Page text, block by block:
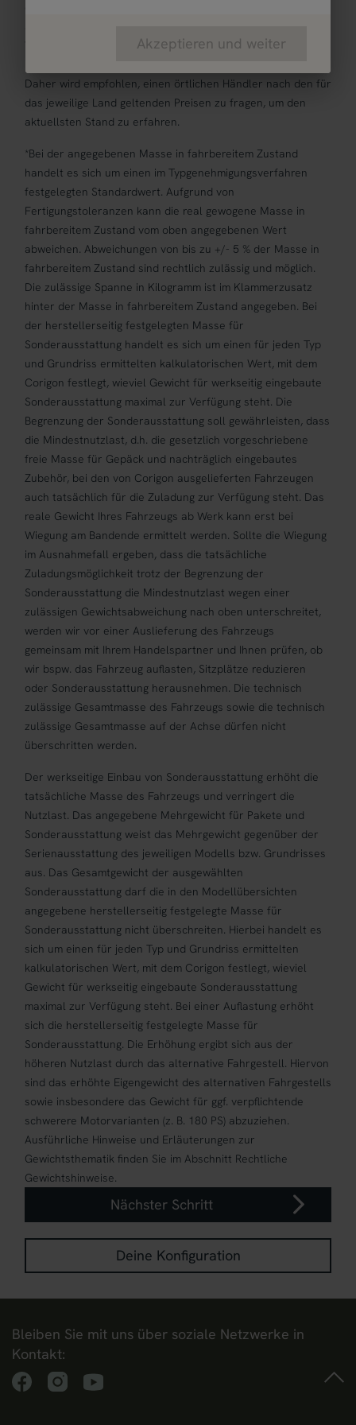
Währungsumrechnung und der länderspezifischen
Daher wird empfohlen, einen örtlichen Händler nach den für
das jeweilige Land geltenden Preisen zu fragen, um den
aktuellsten Stand zu erfahren.
*Bei der angegebenen Masse in fahrbereitem Zustand
handelt es sich um einen im Typgenehmigungsverfahren
festgelegten Standardwert. Aufgrund von
Fertigungstoleranzen kann die real gewogene Masse in
fahrbereitem Zustand vom oben angegebenen Wert
abweichen. Abweichungen von bis zu +/- 5 % der Masse in
fahrbereitem Zustand sind rechtlich zulässig und möglich.
Die zulässige Spanne in Kilogramm ist im Klammerzusatz
hinter der Masse in fahrbereitem Zustand angegeben. Bei
der herstellerseitig festgelegten Masse für
Sonderausstattung handelt es sich um einen für jeden Typ
und Grundriss ermittelten kalkulatorischen Wert, mit dem
Corigon festlegt, wieviel Gewicht für werkseitig eingebaute
Sonderausstattung maximal zur Verfügung steht. Die
Begrenzung der Sonderausstattung soll gewährleisten, dass
die Mindestnutzlast, d.h. die gesetzlich vorgeschriebene
freie Masse für Gepäck und nachträglich eingebautes
Zubehör, bei den von Corigon ausgelieferten Fahrzeugen
auch tatsächlich für die Zuladung zur Verfügung steht. Das
reale Gewicht Ihres Fahrzeugs ab Werk kann erst bei
Wiegung am Bandende ermittelt werden. Sollte die Wiegung
im Ausnahmefall ergeben, dass die tatsächliche
Zuladungsmöglichkeit trotz der Begrenzung der
Sonderausstattung die Mindestnutzlast wegen einer
zulässigen Gewichtsabweichung nach oben unterschreitet,
werden wir vor einer Auslieferung des Fahrzeugs
gemeinsam mit Ihrem Handelspartner und Ihnen prüfen, ob
wir bspw. das Fahrzeug auflasten, Sitzplätze reduzieren
oder Sonderausstattung herausnehmen. Die technisch
zulässige Gesamtmasse des Fahrzeugs sowie die technisch
zulässige Gesamtmasse auf der Achse dürfen nicht
überschritten werden.
Der werkseitige Einbau von Sonderausstattung erhöht die
tatsächliche Masse des Fahrzeugs und verringert die
Nutzlast. Das angegebene Mehrgewicht für Pakete und
Sonderausstattung weist das Mehrgewicht gegenüber der
Serienausstattung des jeweiligen Modells bzw. Grundrisses
aus. Das Gesamtgewicht der ausgewählten
Sonderausstattung darf die in den Modellübersichten
angegebene herstellerseitig festgelegte Masse für
Sonderausstattung nicht überschreiten. Hierbei handelt es
sich um einen für jeden Typ und Grundriss ermittelten
kalkulatorischen Wert, mit dem Corigon festlegt, wieviel
Gewicht für werkseitig eingebaute Sonderausstattung
maximal zur Verfügung steht. Bei einer Auflastung erhöht
sich die herstellerseitig festgelegte Masse für
Sonderausstattung. Die Erhöhung ergibt sich aus der
höheren Nutzlast durch das alternative Fahrgestell. Hiervon
sind das erhöhte Eigengewicht des alternativen Fahrgestells
sowie insbesondere das Gewicht für ggf. verpflichtende
schwerere Motorvarianten (z. B. 180 PS) abzuziehen.
Ausführliche Hinweise und Erläuterungen zur
Gewichtsthematik finden Sie im Abschnitt Rechtliche
Gewichtshinweise.
Nächster Schritt
Deine Konfiguration
Bleiben Sie mit uns über soziale Netzwerke in
Kontakt:
Akzeptieren und weiter